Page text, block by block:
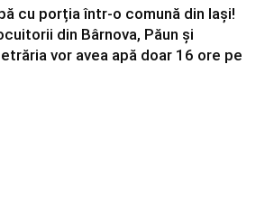
cu porția într-o comună din Iași!
din Bârnova, Păun și
vor avea apă doar 16 ore pe